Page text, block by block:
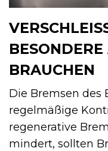
ESONDERE
RAUCHEN
Die Bremsen des
regelmäßige
regenerative
mindert, sollten